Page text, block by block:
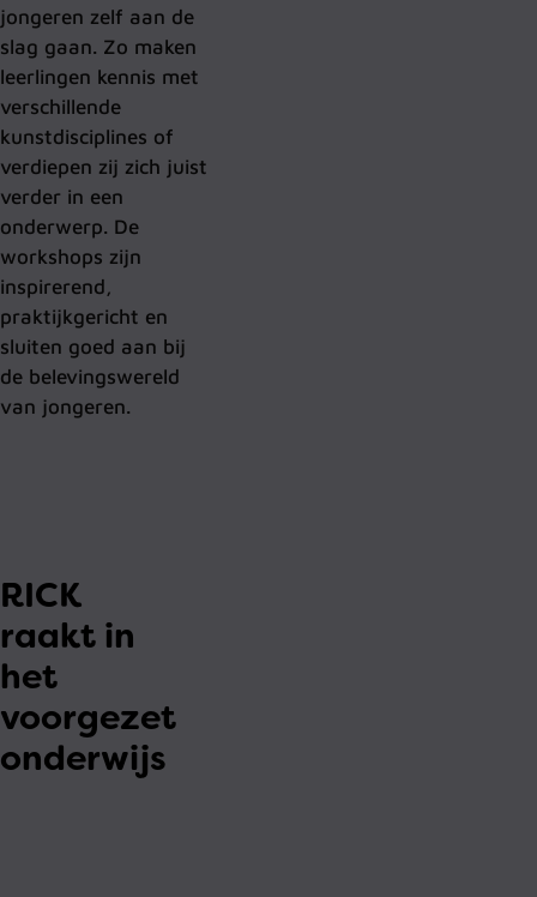
jongeren zelf aan de
slag gaan. Zo maken
leerlingen kennis met
verschillende
kunstdisciplines of
verdiepen zij zich juist
verder in een
onderwerp. De
workshops zijn
inspirerend,
praktijkgericht en
sluiten goed aan bij
de belevingswereld
van jongeren.
RICK
raakt in
het
voorgezet
onderwijs